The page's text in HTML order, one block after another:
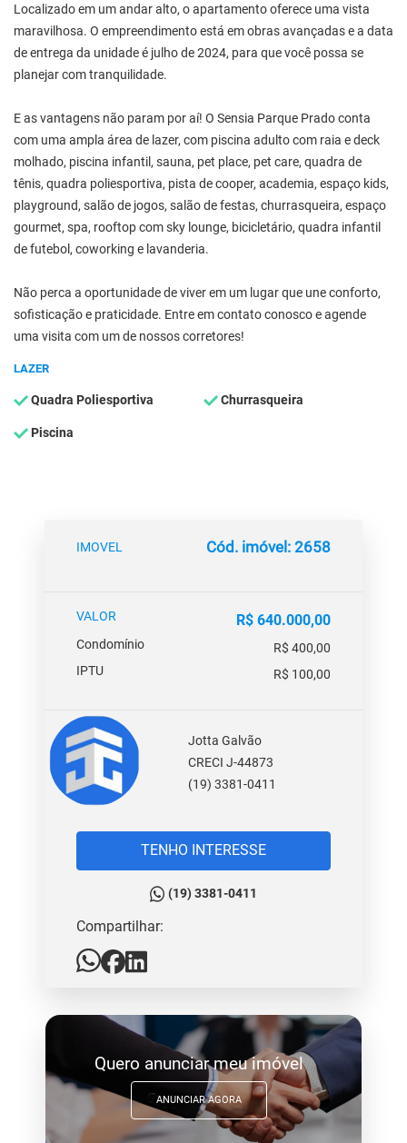
Localizado em um andar alto, o apartamento oferece uma vista
maravilhosa. O empreendimento está em obras avançadas e a data
de entrega da unidade é julho de 2024, para que você possa se
planejar com tranquilidade.
E as vantagens não param por aí! O Sensia Parque Prado conta
com uma ampla área de lazer, com piscina adulto com raia e deck
molhado, piscina infantil, sauna, pet place, pet care, quadra de
tênis, quadra poliesportiva, pista de cooper, academia, espaço kids,
playground, salão de jogos, salão de festas, churrasqueira, espaço
gourmet, spa, rooftop com sky lounge, bicicletário, quadra infantil
de futebol, coworking e lavanderia.
Não perca a oportunidade de viver em um lugar que une conforto,
sofisticação e praticidade. Entre em contato conosco e agende
uma visita com um de nossos corretores!
LAZER
Quadra Poliesportiva Churrasqueira
Piscina
IMOVEL Cód. imóvel: 2658
VALOR R$ 640.000,00
Condomínio
R$ 400,00
IPTU
R$ 100,00
Jotta Galvão
CRECI J-44873
(19) 3381-0411
TENHO INTERESSE
(19) 3381-0411
Compartilhar:
Quero anunciar meu imóvel
ANUNCIAR AGORA